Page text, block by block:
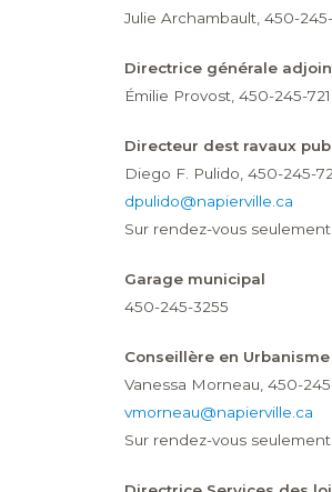
Julie Archambault, 450-
Directrice générale
Émilie Provost, 450-245-
Directeur dest ravaux
Diego F. Pulido, 450-245-
dpulido@napierville.ca
Sur rendez-vous seulement
Garage municipal
450-245-3255
Conseillère en
Vanessa Morneau, 450-
vmorneau@napierville.ca
Sur rendez-vous seulement